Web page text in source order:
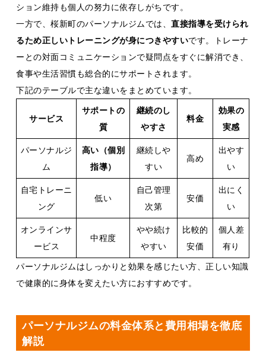
ション維持も個人の努力に依存しがちです。
一方で、桜新町のパーソナルジムでは、直接指導を受けられ
るため正しいトレーニングが身につきやすいです。トレーナ
ーとの対面コミュニケーションで疑問点をすぐに解消でき、
食事や生活習慣も総合的にサポートされます。
下記のテーブルで主な違いをまとめています。
サービス
サポートの
質
継続のし
やすさ
料金
効果の
実感
パーソナルジ
ム
高い（個別
指導）
継続しや
すい
高め
出やす
い
自宅トレーニ
ング
低い
自己管理
次第
安価
出にく
い
オンラインサ
ービス
中程度
やや続け
やすい
比較的
安価
個人差
有り
パーソナルジムはしっかりと効果を感じたい方、正しい知識
で健康的に身体を変えたい方におすすめです。
パーソナルジムの料金体系と費用相場を徹底
解説